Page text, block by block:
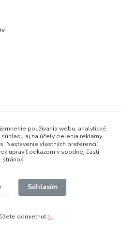
používania webu, analytické
aj na účely cielenia reklamy
Nastavenie vlastných preferencií
upraviť odkazom v spodnej časti
stránok.
Súhlasím
odmietnuťtu.